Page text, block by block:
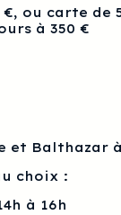
ou carte de
à 350 €
et Balthazar
choix :
à 16h